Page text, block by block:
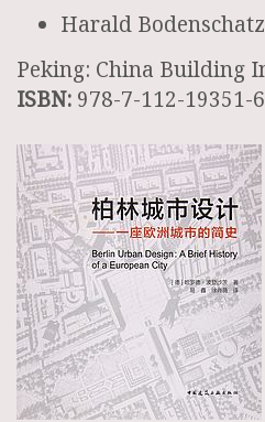
Harald Bodenschatz
Peking: China Building
ISBN: 978-7-112-19351-6